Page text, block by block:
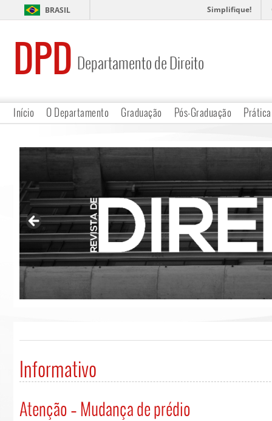
BRASIL Simplifique!
DPD Departamento de Direito
Início O Departamento Graduação Pós-Graduação
Informativo
Atenção – Mudança de prédio